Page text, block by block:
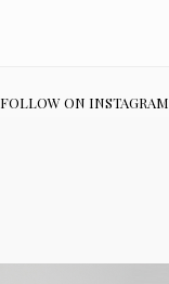
FOLLOW ON INSTAGRAM